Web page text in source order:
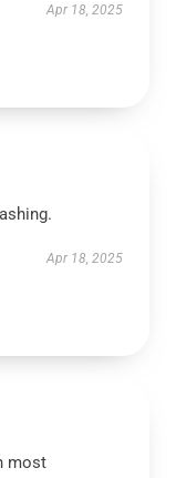
Apr 18, 2025
Apr 18, 2025
most